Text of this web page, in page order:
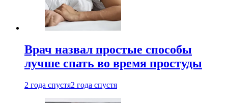
Врач назвал простые способы
лучше спать во время простуды
2 года спустя2 года спустя